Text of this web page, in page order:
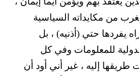
من مكايداته السياسية
يفردها حتي (أذنيه) ، بل
للمعلومات وفي كل
طريقها إليه ، غير أني أود أن